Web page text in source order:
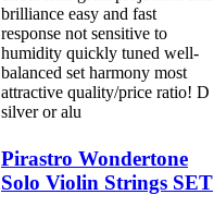
brilliance easy and fast
response not sensitive to
humidity quickly tuned well-
balanced set harmony most
attractive quality/price ratio! D
silver or alu
Pirastro Wondertone
Solo Violin Strings SET